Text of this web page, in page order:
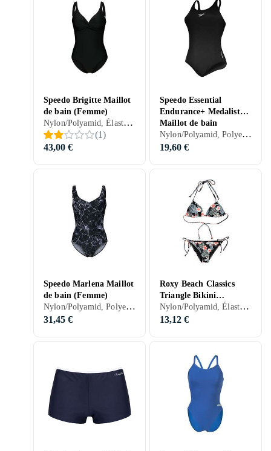
Speedo Brigitte Maillot
de bain (Femme)
Nylon/Polyamid, Élasthanne/Spandex/Lycra, 32, 34, 36, 38, 40, 42, 44, 46, 48, 50, 52, S, M, L, XL, XXL, XS, Noir, Bleu, Rouge, Vert, Rose, Violet, Maillot de bain
(1)
43,00 €
Speedo Essential
Endurance+ Medalist
Maillot de bain
(Femme)
Nylon/Polyamid, Polyester, Élasthanne/Spandex/Lycra, Néoprène, 32, 34, 36, 38, 40, 42, 44, 46, 48, 50, 54, 52, S, M, L, XL, XXL, XS, Noir, Blanc, Gris, Bleu, Rouge, Jaune, Vert, Rose, Violet, Maillot de bain
19,60 €
Speedo Marlena Maillot
de bain (Femme)
Nylon/Polyamid, Polyester, Élasthanne/Spandex/Lycra, 32, 34, 36, 38, 40, 42, 44, 46, 48, 50, 54, 52, 56, S, M, L, XL, XXL, XS, Noir, Blanc, Gris, Turkos, Marron, Bleu, Rouge, Jaune, Orange, Vert, Rose, Violet, Maillot de bain
31,45 €
Roxy Beach Classics
Triangle Bikini
(Femme)
Nylon/Polyamid, Élasthanne/Spandex/Lycra, 34, 36, 38, 40, 42, 44, S, M, L, XL, XXL, XS, Noir, Blanc, Gris, Marron, Bleu, Rouge, Orange, Vert, Beige, Rose, Violet, Bikini
13,12 €